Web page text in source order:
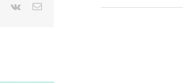
Pinterest
Vk Email: